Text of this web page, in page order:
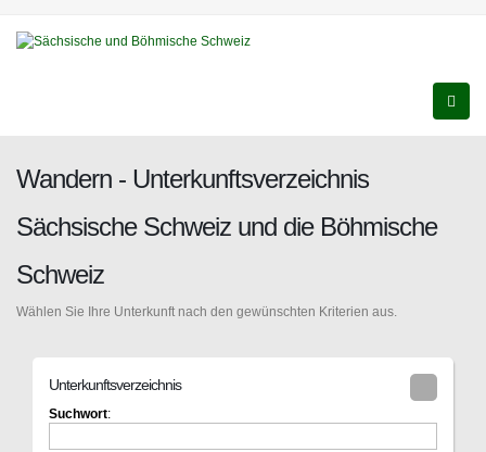
Wandern - Unterkunftsverzeichnis
Sächsische Schweiz und die Böhmische
Schweiz
Wählen Sie Ihre Unterkunft nach den gewünschten Kriterien aus.
Unterkunftsverzeichnis
Suchwort: